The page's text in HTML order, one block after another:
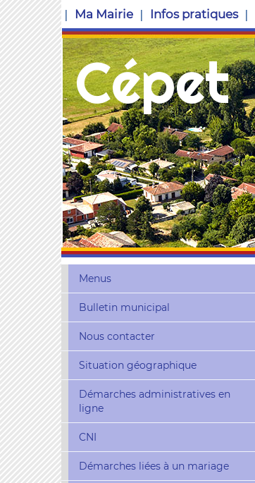
Ma Mairie Infos pratiques
Cépet
Menus
Bulletin municipal
Nous contacter
Situation géographique
Démarches administratives en
ligne
CNI
Démarches liées à un mariage